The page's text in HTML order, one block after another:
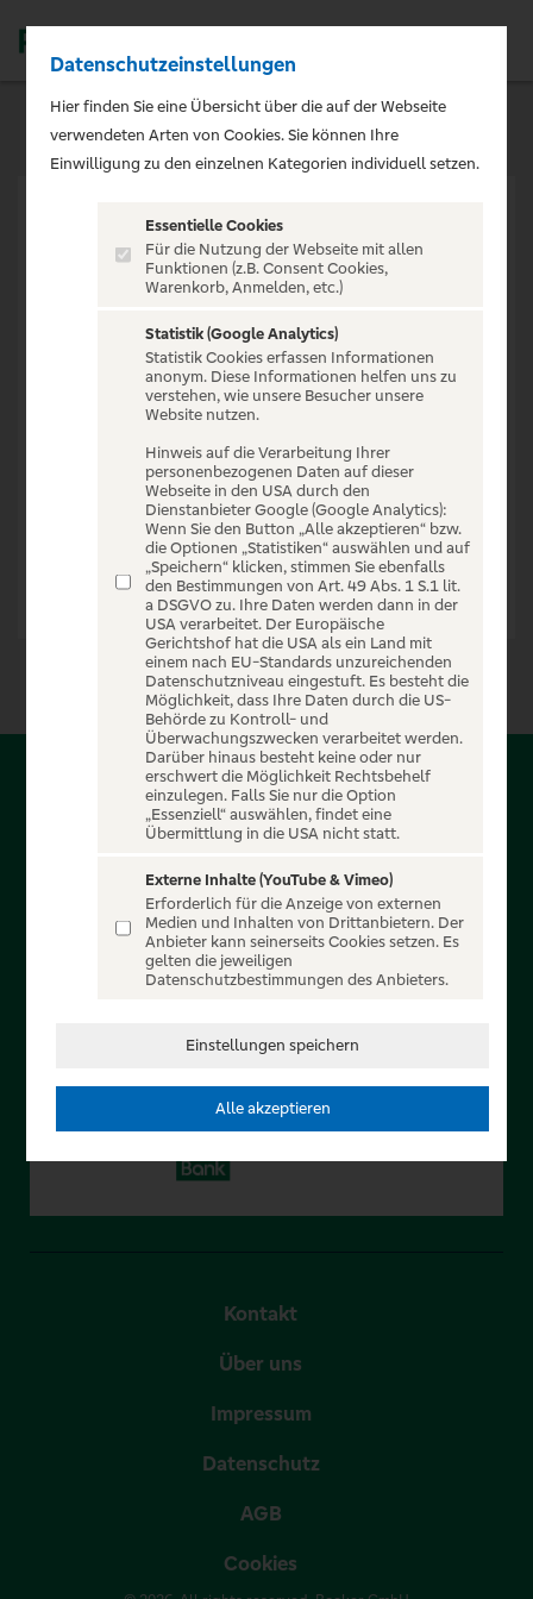
VERANSTALTUNG NICHT
GEFUNDEN
Zur Startseite
Über PSD-Entertain
Service für alle Kunden der PSD Banken. Auf unserem
einzigartigen Portal finden Sie Tickets für atemberaubende
Konzerte, Musicals und Shows, die Fußball-Bundesliga sowie
die Champions League und die Europa League.
In Zusammenarbeit mit
Kontakt
Über uns
Impressum
Datenschutz
AGB
Cookies
Datenschutzeinstellungen
Hier finden Sie eine Übersicht über die auf der Webseite
verwendeten Arten von Cookies. Sie können Ihre
Einwilligung zu den einzelnen Kategorien individuell setzen.
Essentielle Cookies
Für die Nutzung der Webseite mit allen
Funktionen (z.B. Consent Cookies,
Warenkorb, Anmelden, etc.)
Statistik (Google Analytics)
Statistik Cookies erfassen Informationen
anonym. Diese Informationen helfen uns zu
verstehen, wie unsere Besucher unsere
Website nutzen.
Hinweis auf die Verarbeitung Ihrer
personenbezogenen Daten auf dieser
Webseite in den USA durch den
Dienstanbieter Google (Google Analytics):
Wenn Sie den Button „Alle akzeptieren“ bzw.
die Optionen „Statistiken“ auswählen und auf
„Speichern“ klicken, stimmen Sie ebenfalls
den Bestimmungen von Art. 49 Abs. 1 S.1 lit.
a DSGVO zu. Ihre Daten werden dann in der
USA verarbeitet. Der Europäische
Gerichtshof hat die USA als ein Land mit
einem nach EU-Standards unzureichenden
Datenschutzniveau eingestuft. Es besteht die
Möglichkeit, dass Ihre Daten durch die US-
Behörde zu Kontroll- und
Überwachungszwecken verarbeitet werden.
Darüber hinaus besteht keine oder nur
erschwert die Möglichkeit Rechtsbehelf
einzulegen. Falls Sie nur die Option
„Essenziell“ auswählen, findet eine
Übermittlung in die USA nicht statt.
Externe Inhalte (YouTube & Vimeo)
Erforderlich für die Anzeige von externen
Medien und Inhalten von Drittanbietern. Der
Anbieter kann seinerseits Cookies setzen. Es
gelten die jeweiligen
Datenschutzbestimmungen des Anbieters.
Einstellungen speichern
Alle akzeptieren